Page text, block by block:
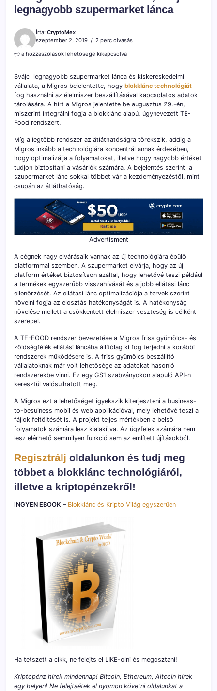
legnagyobb szupermarket lánca
Írta: CryptoMex
szeptember 2, 2019
2 perc olvasás
A
blokkláncra
vált,
Svájc
legnagyobb
szupermarket
lánca
a hozzászólások lehetősége kikapcsolva
Svájc legnagyobb szupermarket lánca és kiskereskedelmi
vállalata, a Migros bejelentette, hogy blokklánc technológiát
fog használni az élelmiszer beszállításával kapcsolatos adatok
tárolására. A hírt a Migros jelentette be augusztus 29.-én,
miszerint integrálni fogja a blokklánc alapú, úgynevezett TE-
Food rendszert.
Míg a legtöbb rendszer az átláthatóságra törekszik, addig a
Migros inkább a technológiára koncentrál annak érdekében,
hogy optimalizálja a folyamatokat, illetve hogy nagyobb értéket
tudjon biztosítani a vásárlók számára. A bejelentés szerint, a
szupermarket lánc sokkal többet vár a kezdeményezéstől, mint
csupán az átláthatóság.
Advertisment
A cégnek nagy elvárásaik vannak az új technológiára épülő
platformmal szemben. A szupermarket elvárja, hogy az új
platform értéket biztosítson azáltal, hogy lehetővé teszi például
a termékek egyszerűbb visszahívását és a jobb ellátási lánc
ellenőrzését. Az ellátási lánc optimalizációja a tervek szerint
növelni fogja az elosztás hatékonyságát is. A hatékonyság
növelése mellett a csökkentett élelmiszer veszteség is célként
szerepel.
A TE-FOOD rendszer bevezetése a Migros friss gyümölcs- és
zöldségfélék ellátási láncába állítólag ki fog terjedni a korábbi
rendszerek működésére is. A friss gyümölcs beszállító
vállalatoknak már volt lehetősége az adatokat hasonló
rendszerekbe vinni. Ez egy GS1 szabványokon alapuló API-n
keresztül valósulhatott meg.
A Migros ezt a lehetőséget igyekszik kiterjeszteni a business-
to-besuiness mobil és web applikációval, mely lehetővé teszi a
fájlok feltöltését is. A projekt teljes mértékben a belső
folyamatok számára lesz kialakítva. Az ügyfelek számára nem
lesz elérhető semmilyen funkció sem az említett újításokból.
Regisztrálj oldalunkon és tudj meg
többet a blokklánc technológiáról,
illetve a kriptopénzekről!
INGYEN EBOOK – Blokklánc és Kripto Világ egyszerűen
Ha tetszett a cikk, ne felejts el LIKE-olni és megosztani!
Kriptopénz hírek mindennap! Bitcoin, Ethereum, Altcoin hírek
egy helyen! Ne felejtsétek el nyomon követni oldalunkat a